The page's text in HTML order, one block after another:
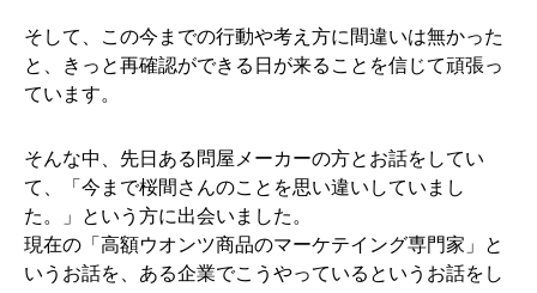
そして、この今までの行動や考え方に間違いは無かった
と、きっと再確認ができる日が来ることを信じて頑張っ
ています。
そんな中、先日ある問屋メーカーの方とお話をしてい
て、「今まで桜間さんのことを思い違いしていまし
た。」という方に出会いました。
現在の「高額ウオンツ商品のマーケテイング専門家」と
いうお話を、ある企業でこうやっているというお話をし